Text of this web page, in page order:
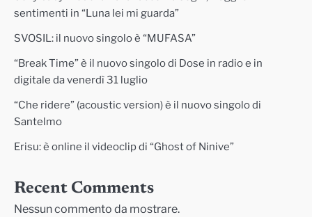
sentimenti in “Luna lei mi guarda”
SVOSIL: il nuovo singolo è “MUFASA”
“Break Time” è il nuovo singolo di Dose in radio e in
digitale da venerdì 31 luglio
“Che ridere” (acoustic version) è il nuovo singolo di
Santelmo
Erisu: è online il videoclip di “Ghost of Ninive”
Recent Comments
Nessun commento da mostrare.